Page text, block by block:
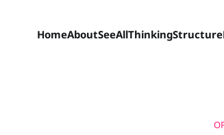
HomeAboutSeeAllThinkingStructure